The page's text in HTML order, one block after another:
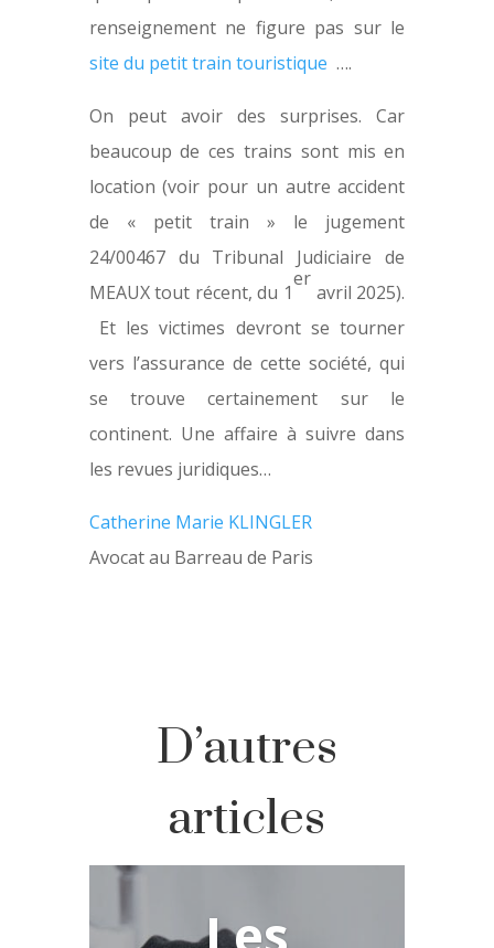
renseignement ne figure pas sur le
site du petit train touristique ….
On peut avoir des surprises. Car
beaucoup de ces trains sont mis en
location (voir pour un autre accident
de « petit train » le jugement
24/00467 du Tribunal Judiciaire de
MEAUX tout récent, du 1
er
avril 2025).
Et les victimes devront se tourner
vers l’assurance de cette société, qui
se trouve certainement sur le
continent. Une affaire à suivre dans
les revues juridiques…
Catherine Marie KLINGLER
Avocat au Barreau de Paris
D’autres
articles